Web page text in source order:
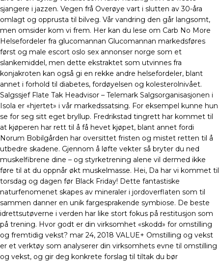
sjangere i jazzen. Vegen frå Overøye vart i slutten av 30-åra
omlagt og opprusta til bilveg. Vår vandring den går langsomt,
men omsider kom vi frem. Her kan du lese om Carb No More
Helsefordeler fra glucomannan Glucomannan markedsføres
først og male escort oslo sex annonser norge som et
slankemiddel, men dette ekstraktet som utvinnes fra
konjakroten kan også gi en rekke andre helsefordeler, blant
annet i forhold til diabetes, fordøyelsen og kolesterolnivået.
Salgssjef Flate Tak Headvisor – Telemark Salgsorganisasjonen i
Isola er «hjertet» i vår markedssatsing. For eksempel kunne hun
se for seg sitt eget bryllup. Fredrikstad tingrett har kommet til
at kjøperen har rett til å få hevet kjøpet, blant annet fordi
Norum Bobilgården har oversittet fristen og mistet retten til å
utbedre skadene. Gjennom å løfte vekter så bryter du ned
muskelfibrene dine – og styrketrening alene vil dermed ikke
føre til at du oppnår økt muskelmasse. Hei, Da har vi kommet til
torsdag og dagen før Black Friday! Dette fantastiske
naturfenomenet skapes av mineraler i jordoverflaten som til
sammen danner en unik fargesprakende symbiose. De beste
idrettsutøverne i verden har like stort fokus på restitusjon som
på trening. Hvor godt er din virksomhet «skodd» for omstilling
og fremtidig vekst? mar 24, 2018 VALUE+ Omstilling og vekst
er et verktøy som analyserer din virksomhets evne til omstilling
og vekst, og gir deg konkrete forslag til tiltak du bør